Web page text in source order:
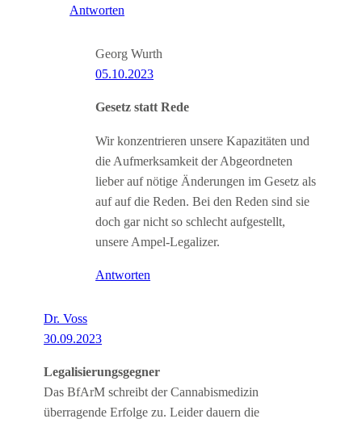
Antworten
Georg Wurth
05.10.2023
Gesetz statt Rede
Wir konzentrieren unsere Kapazitäten und
die Aufmerksamkeit der Abgeordneten
lieber auf nötige Änderungen im Gesetz als
auf auf die Reden. Bei den Reden sind sie
doch gar nicht so schlecht aufgestellt,
unsere Ampel-Legalizer.
Antworten
Dr. Voss
30.09.2023
Legalisierungsgegner
Das BfArM schreibt der Cannabismedizin
überragende Erfolge zu. Leider dauern die